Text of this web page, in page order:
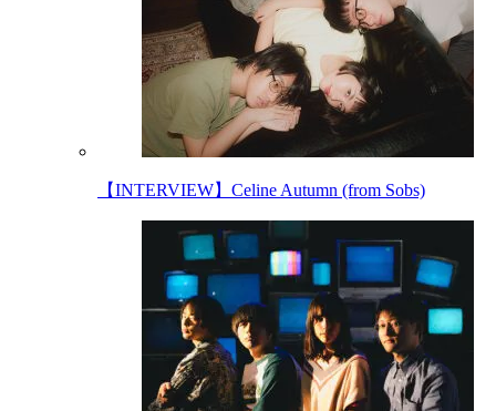
【INTERVIEW】Celine Autumn (from Sobs)